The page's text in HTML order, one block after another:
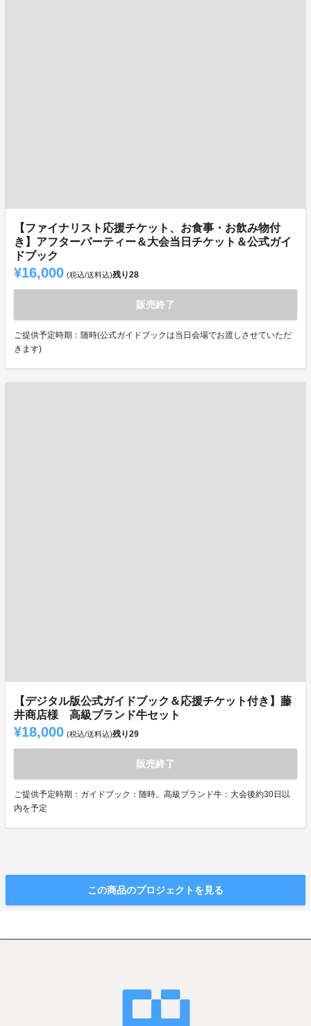
【ファイナリスト応援チケット、お食事・お飲み物付
き】アフターパーティー＆大会当日チケット＆公式ガイ
ドブック
¥16,000 (税込/送料込)残り28
販売終了
ご提供予定時期：随時(公式ガイドブックは当日会場でお渡しさせていただ
きます)
【デジタル版公式ガイドブック＆応援チケット付き】藤
井商店様 高級ブランド牛セット
¥18,000 (税込/送料込)残り29
販売終了
ご提供予定時期：ガイドブック：随時。高級ブランド牛：大会後約30日以
内を予定
この商品のプロジェクトを見る